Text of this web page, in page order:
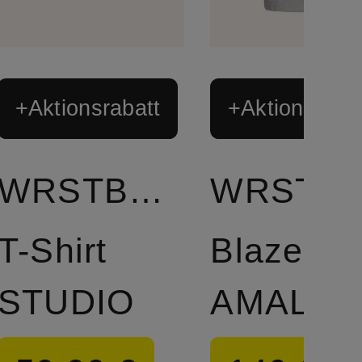
+Aktionsrabatt
WRSTBHVR
Shirt
Blazer
AMAL